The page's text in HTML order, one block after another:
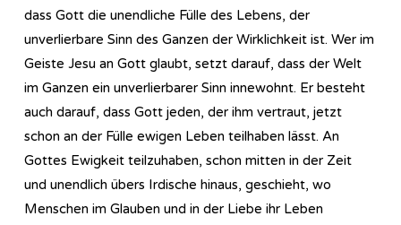
dass Gott die unendliche Fülle des Lebens, der
unverlierbare Sinn des Ganzen der Wirklichkeit ist. Wer im
Geiste Jesu an Gott glaubt, setzt darauf, dass der Welt
im Ganzen ein unverlierbarer Sinn innewohnt. Er besteht
auch darauf, dass Gott jeden, der ihm vertraut, jetzt
schon an der Fülle ewigen Leben teilhaben lässt. An
Gottes Ewigkeit teilzuhaben, schon mitten in der Zeit
und unendlich übers Irdische hinaus, geschieht, wo
Menschen im Glauben und in der Liebe ihr Leben